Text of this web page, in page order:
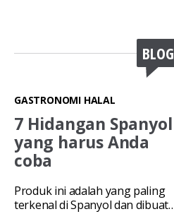
BLOG
GASTRONOMI HALAL
7 Hidangan Spanyol
yang harus Anda
coba
Produk ini adalah yang paling
terkenal di Spanyol dan dibuat